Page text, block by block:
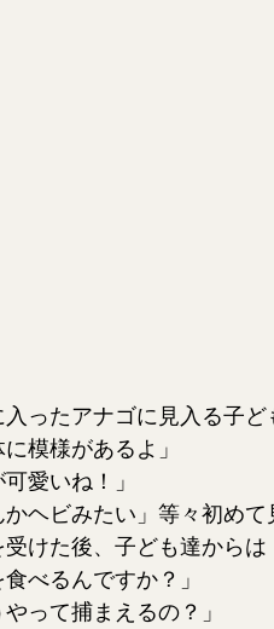
入ったアナゴに見入る子
に模様があるよ」
可愛いね！」
かヘビみたい」等々初め
けた後、子ども達からは
食べるんですか？」
やって捕まえるの？」